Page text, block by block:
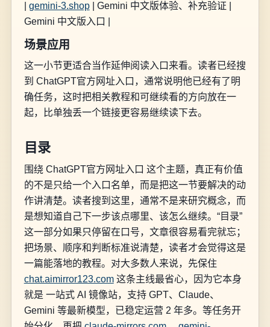
gemini-3.shop| Gemini 中文版体验、补充验证 |
Gemini 中文版入口 |
场景应用
这一小节更适合当作延伸阅读入口来看。读者已经搜
到 ChatGPT官方网址入口，通常说明他已经有了明
确任务，这时把相关教程和可继续看的方向放在一
起，比单独丢一个链接更容易继续读下去。
目录
围绕 ChatGPT官方网址入口 这个主题，真正有价值
的不是只给一个入口名单，而是把这一节要解决的动
作讲清楚。读者搜到这里，通常不是来研究概念，而
是想知道自己下一步该点哪里、该怎么继续。“目录”
这一部分如果只停留在口号，文章很容易看完就忘；
把场景、顺序和判断标准说清楚，读者才会觉得这是
一篇能落地的教程。对大多数人来说，先保住
chat.aimirror123.com这条主线最省心，因为它本身
就是 一站式 AI 镜像站，支持 GPT、Claude、
Gemini 等最新模型，已稳定运营 2 年多。等任务开